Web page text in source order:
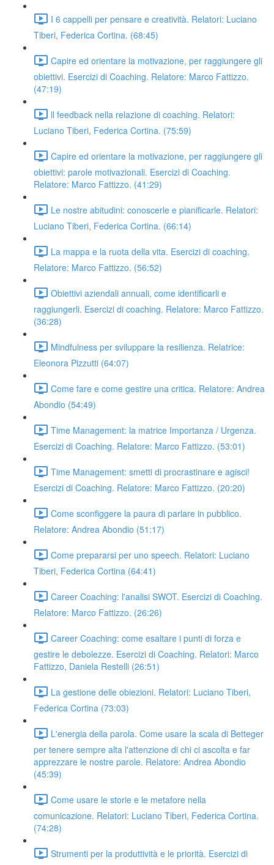
I 6 cappelli per pensare e creatività. Relatori: Luciano
Tiberi, Federica Cortina. (68:45)
Capire ed orientare la motivazione, per raggiungere gli
obiettivi. Esercizi di Coaching. Relatore: Marco Fattizzo.
(47:19)
ll feedback nella relazione di coaching. Relatori:
Luciano Tiberi, Federica Cortina. (75:59)
Capire ed orientare la motivazione, per raggiungere gli
obiettivi: parole motivazionali. Esercizi di Coaching.
Relatore: Marco Fattizzo. (41:29)
Le nostre abitudini: conoscerle e pianificarle. Relatori:
Luciano Tiberi, Federica Cortina. (66:14)
La mappa e la ruota della vita. Esercizi di coaching.
Relatore: Marco Fattizzo. (56:52)
Obiettivi aziendali annuali, come identificarli e
raggiungerli. Esercizi di coaching. Relatore: Marco Fattizzo.
(36:28)
Mindfulness per sviluppare la resilienza. Relatrice:
Eleonora Pizzutti (64:07)
Come fare e come gestire una critica. Relatore: Andrea
Abondio (54:49)
Time Management: la matrice Importanza / Urgenza.
Esercizi di Coaching. Relatore: Marco Fattizzo. (53:01)
Time Management: smetti di procrastinare e agisci!
Esercizi di Coaching. Relatore: Marco Fattizzo. (20:20)
Come sconfiggere la paura di parlare in pubblico.
Relatore: Andrea Abondio (51:17)
Come prepararsi per uno speech. Relatori: Luciano
Tiberi, Federica Cortina (64:41)
Career Coaching: l'analisi SWOT. Esercizi di Coaching.
Relatore: Marco Fattizzo. (26:26)
Career Coaching: come esaltare i punti di forza e
gestire le debolezze. Esercizi di Coaching. Relatori: Marco
Fattizzo, Daniela Restelli (26:51)
La gestione delle obiezioni. Relatori: Luciano Tiberi,
Federica Cortina (73:03)
L'energia della parola. Come usare la scala di Betteger
per tenere sempre alta l'attenzione di chi ci ascolta e far
apprezzare le nostre parole. Relatore: Andrea Abondio
(45:39)
Come usare le storie e le metafore nella
comunicazione. Relatori: Luciano Tiberi, Federica Cortina.
(74:28)
Strumenti per la produttività e le priorità. Esercizi di